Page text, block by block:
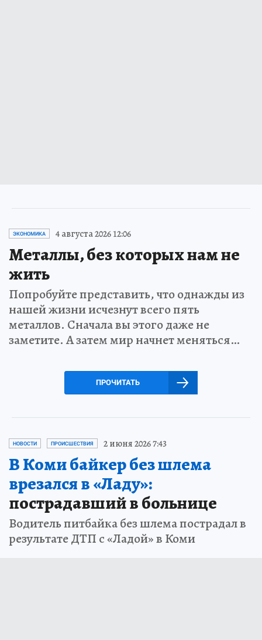
ЭКОНОМИКА 4 августа 2026 12:06
Металлы, без которых нам не
жить
Попробуйте представить, что однажды из
нашей жизни исчезнут всего пять
металлов. Сначала вы этого даже не
заметите. А затем мир начнет меняться…
ПРОЧИТАТЬ
НОВОСТИ ПРОИСШЕСТВИЯ 2 июня 2026 7:43
В Коми байкер без шлема
врезался в «Ладу»:
пострадавший в больнице
Водитель питбайка без шлема пострадал в
результате ДТП с «Ладой» в Коми